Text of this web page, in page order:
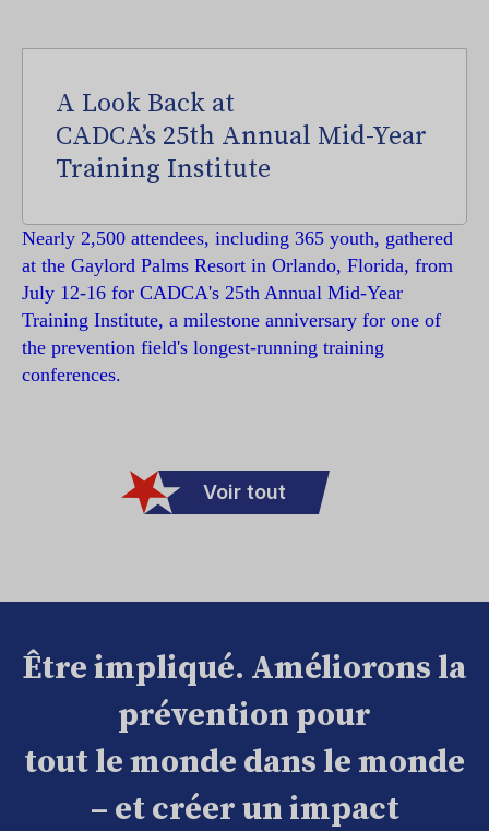
A Look Back at
CADCA’s 25th Annual Mid-Year
Training Institute
Nearly 2,500 attendees, including 365 youth, gathered
at the Gaylord Palms Resort in Orlando, Florida, from
July 12-16 for CADCA's 25th Annual Mid-Year
Training Institute, a milestone anniversary for one of
the prevention field's longest-running training
conferences.
Voir tout
Être impliqué. Améliorons la
prévention pour
tout le monde dans le monde
– et créer un impact